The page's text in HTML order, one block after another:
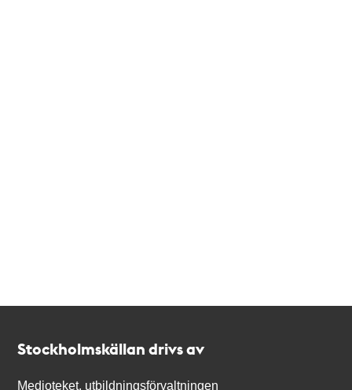
Stockholmskällan drivs av
Medioteket, utbildningsförvaltningen